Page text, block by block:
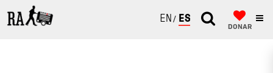
ENGLISH
ESPAÑOL
DONAR